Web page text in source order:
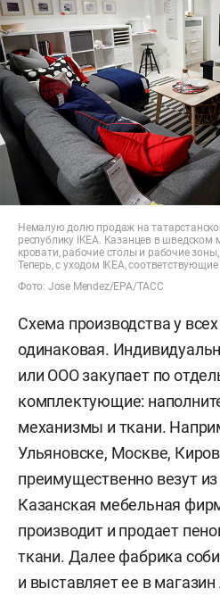
Немалую долю продаж на
республику IKEA. Казанцев в
кровати, рабочие столы и рабочие
Теперь, с уходом IKEA,
Фото: Jose Mendez/EPA/ТАСС
Схема производства у
одинаковая.
или ООО закупает по
комплектующие:
механизмы и ткани.
Ульяновске, Москве,
преимущественно везут
Казанская мебельная
производит и продает
ткани. Далее фабрика
и выставляет ее в